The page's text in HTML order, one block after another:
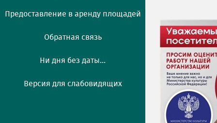
Предоставление в аренду площадей
Обратная связь
Ни дня без даты...
Версия для слабовидящих